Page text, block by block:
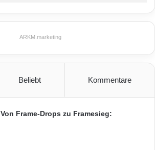
ARKM.marketing
Beliebt Kommentare
Von Frame-Drops zu Framesieg: